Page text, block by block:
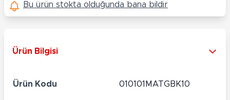
Bu ürün stokta olduğunda bana bildir
Ürün Bilgisi
Ürün Kodu 010101MATGBK10